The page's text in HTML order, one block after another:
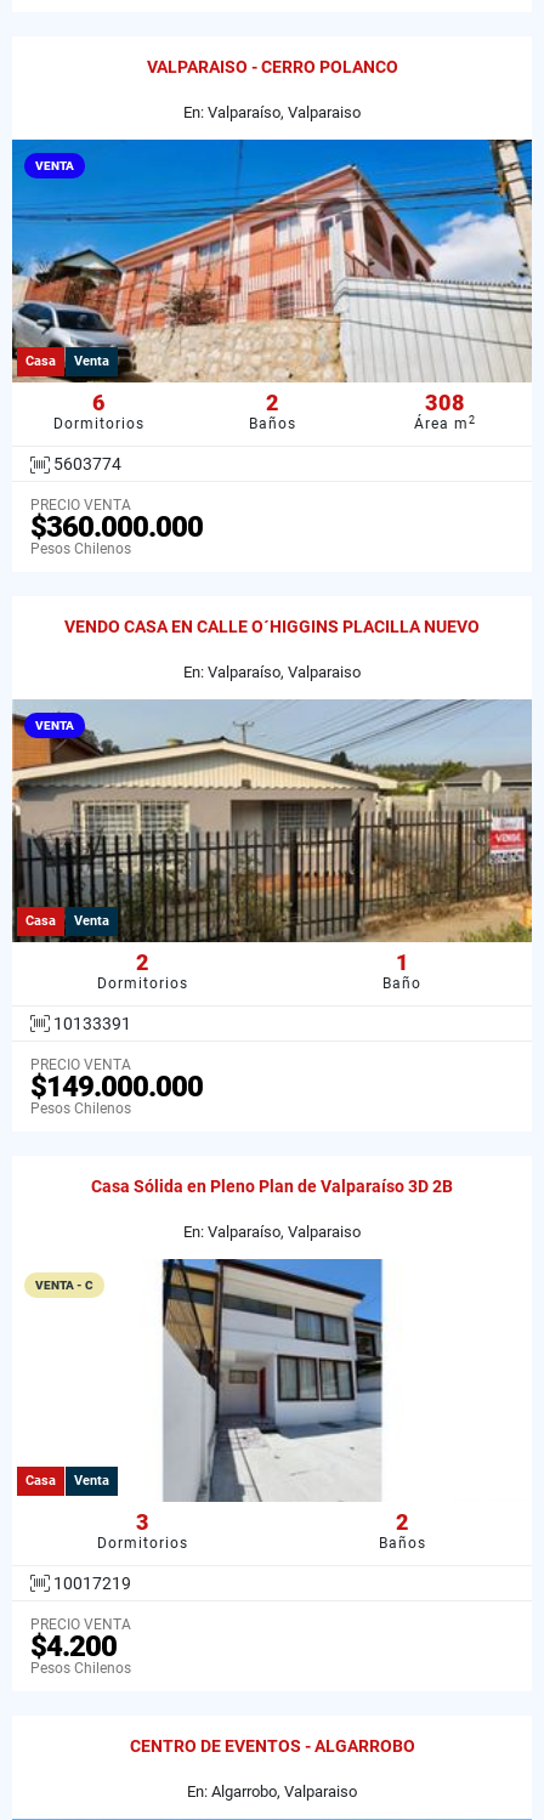
VALPARAISO - CERRO POLANCO
En: Valparaíso, Valparaiso
VENTA
Casa Venta
6
Dormitorios
2
Baños
308
Área m2
5603774
PRECIO VENTA
$360.000.000
Pesos Chilenos
VENDO CASA EN CALLE O´HIGGINS PLACILLA NUEVO
En: Valparaíso, Valparaiso
VENTA
Casa Venta
2
Dormitorios
1
Baño
10133391
PRECIO VENTA
$149.000.000
Pesos Chilenos
Casa Sólida en Pleno Plan de Valparaíso 3D 2B
En: Valparaíso, Valparaiso
VENTA - C
Casa Venta
3
Dormitorios
2
Baños
10017219
PRECIO VENTA
$4.200
Pesos Chilenos
CENTRO DE EVENTOS - ALGARROBO
En: Algarrobo, Valparaiso